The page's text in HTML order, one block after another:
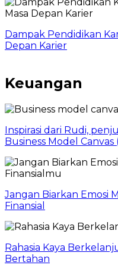
Dampak Pendidikan
Depan Karier
Keuangan
Inspirasi dari Rudi,
Business Model Canvas
Jangan Biarkan Emosi
Finansial
Rahasia Kaya
Bertahan